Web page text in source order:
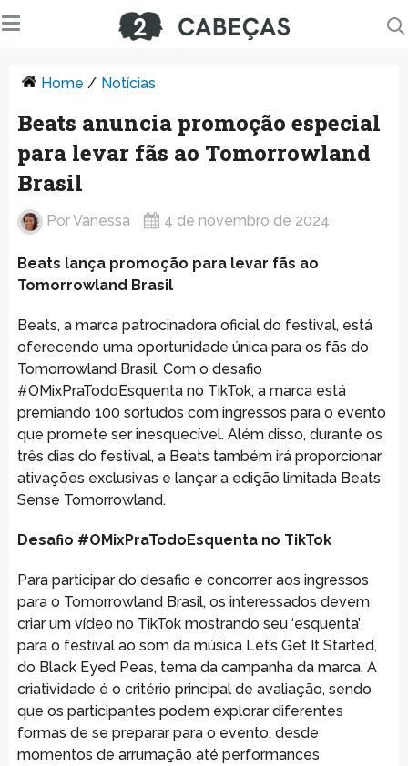
Home / Notícias
Beats anuncia promoção especial
para levar fãs ao Tomorrowland
Brasil
PorVanessa 4 de novembro de 2024
Beats lança promoção para levar fãs ao
Tomorrowland Brasil
Beats, a marca patrocinadora oficial do festival, está
oferecendo uma oportunidade única para os fãs do
Tomorrowland Brasil. Com o desafio
#OMixPraTodoEsquenta no TikTok, a marca está
premiando 100 sortudos com ingressos para o evento
que promete ser inesquecível. Além disso, durante os
três dias do festival, a Beats também irá proporcionar
ativações exclusivas e lançar a edição limitada Beats
Sense Tomorrowland.
Desafio #OMixPraTodoEsquenta no TikTok
Para participar do desafio e concorrer aos ingressos
para o Tomorrowland Brasil, os interessados devem
criar um vídeo no TikTok mostrando seu ‘esquenta’
para o festival ao som da música Let’s Get It Started,
do Black Eyed Peas, tema da campanha da marca. A
criatividade é o critério principal de avaliação, sendo
que os participantes podem explorar diferentes
formas de se preparar para o evento, desde
momentos de arrumação até performances